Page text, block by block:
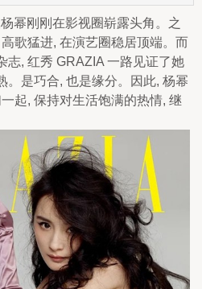
幂刚刚在影视圈崭露头角。之
歌猛进, 在演艺圈稳居顶端。而
, 红秀 GRAZIA 一路见证了她
。是巧合, 也是缘分。因此, 杨幂
起, 保持对生活饱满的热情, 继